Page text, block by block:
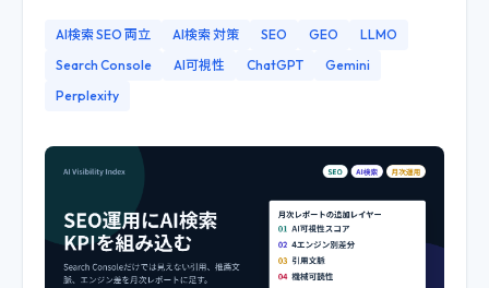
AI検索 SEO 両立 AI検索 対策 SEO GEO
LLMO
Search Console
AI可視性 ChatGPT
Gemini
Perplexity